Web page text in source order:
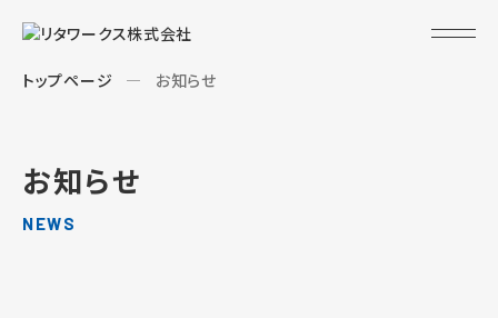
トップページ お知らせ
お知らせ
NEWS